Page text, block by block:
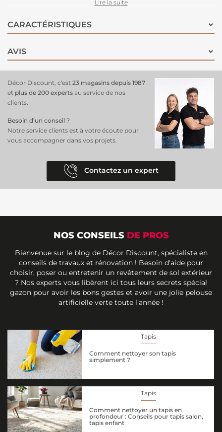
Lire la suite
CARACTÉRISTIQUES
AVIS
Décor Discount, c'est 23 magasins depuis 1987
et plus de 200 experts au service de nos
clients.
Besoin d’un conseil ?
Notre service clients est à votre écoute pour
vous accompagner dans vos projets.
Contactez un expert
NOS CONSEILS DE PROS
Bienvenue sur le blog de Décor Discount, spécialiste en
conseils de travaux et rénovation ! Besoin d'aide pour
choisir, poser ou entretenir un revêtement de sol extérieur
? Nos experts vous libèrent ici tous leurs secrets spécial
gazon pour avoir les bons gestes et avoir une jolie pelouse
artificielle verte toute l'année !
Tapis
Comment nettoyer son tapis
simplement ?
Tapis
Comment nettoyer un tapis en
profondeur : Conseils pour tapis salon,
tapis enfant